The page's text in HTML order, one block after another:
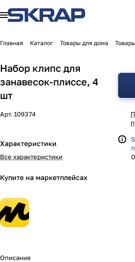
Главная Каталог Товары для дома
Набор клипс для
занавесок-плиссе, 4
шт
Арт. 109374
Характеристики
Все характеристики
Купите на маркетплейсах
Описание